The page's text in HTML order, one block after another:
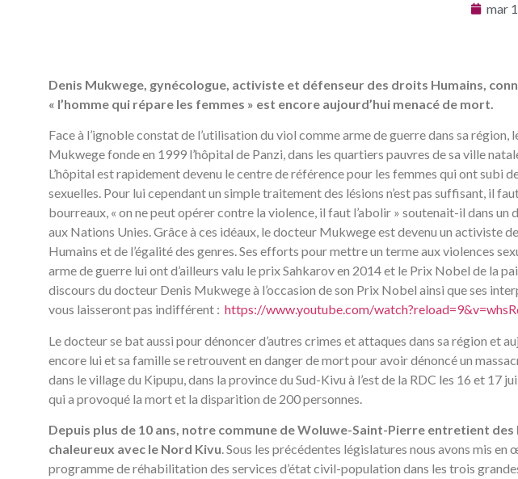
mar
Denis Mukwege, gynécologue, activiste et défenseur des droits Humains,
« l’homme qui répare les femmes » est encore aujourd’hui menacé de mort.
Face à l’ignoble constat de l’utilisation du viol comme arme de guerre dans sa région,
Mukwege fonde en 1999 l’hôpital de Panzi, dans les quartiers pauvres de sa ville
L’hôpital est rapidement devenu le centre de référence pour les femmes qui ont subi
sexuelles. Pour lui cependant un simple traitement des lésions n’est pas suffisant, il
bourreaux, « on ne peut opérer contre la violence, il faut l’abolir » soutenait-il dans un
aux Nations Unies. Grâce à ces idéaux, le docteur Mukwege est devenu un activiste
Humains et de l’égalité des genres. Ses efforts pour mettre un terme aux violences
arme de guerre lui ont d’ailleurs valu le prix Sahkarov en 2014 et le Prix Nobel de la
discours du docteur Denis Mukwege à l’occasion de son Prix Nobel ainsi que ses
vous laisseront pas indifférent : https://www.youtube.com/
Le docteur se bat aussi pour dénoncer d’autres crimes et attaques dans sa région et
encore lui et sa famille se retrouvent en danger de mort pour avoir dénoncé un
dans le village du Kipupu, dans la province du Sud-Kivu à l’est de la RDC les 16 et 17
qui a provoqué la mort et la disparition de 200 personnes.
Depuis plus de 10 ans, notre commune de Woluwe-Saint-Pierre entretient des
chaleureux avec le Nord Kivu. Sous les précédentes législatures nous avons mis en
programme de réhabilitation des services d’état civil-population dans les trois